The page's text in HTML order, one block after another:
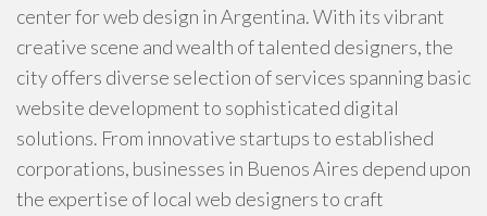
center for web design in Argentina. With its vibrant
creative scene and wealth of talented designers, the
city offers diverse selection of services spanning basic
website development to sophisticated digital
solutions. From innovative startups to established
corporations, businesses in Buenos Aires depend upon
the expertise of local web designers to craft